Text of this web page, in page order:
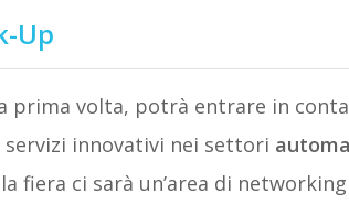
Up
prima volta, potrà entrare in
innovativi nei settori
fiera ci sarà un’area di